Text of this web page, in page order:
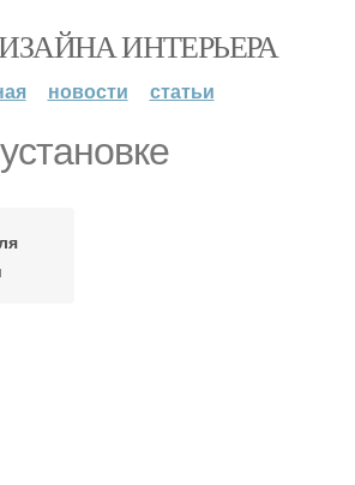
ИНТЕРЬЕРА
новости статьи